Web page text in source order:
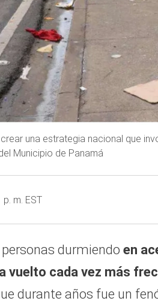
una estrategia nacional que
Municipio de Panamá
m. EST
durmiendo en
vuelto cada vez más
durante años fue un